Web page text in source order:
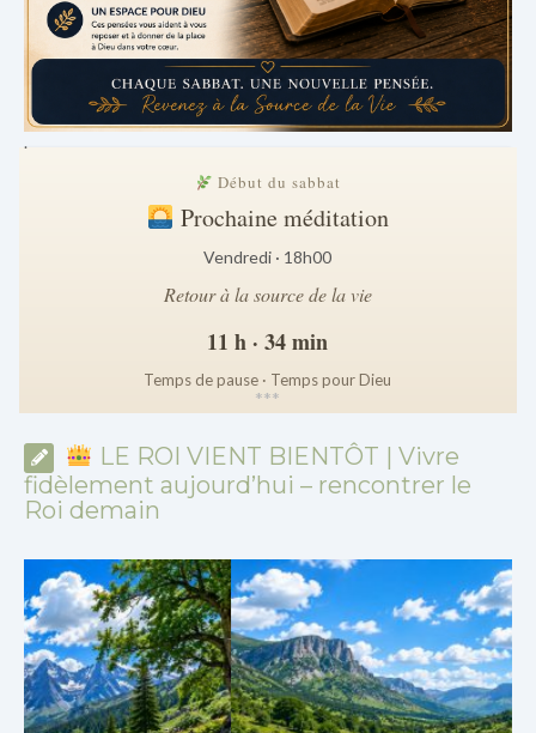
.
Début du sabbat
Prochaine méditation
Vendredi · 18h00
Retour à la source de la vie
11 h · 34 min
Temps de pause · Temps pour Dieu
***
LE ROI VIENT BIENTÔT | Vivre
fidèlement aujourd’hui – rencontrer le
Roi demain